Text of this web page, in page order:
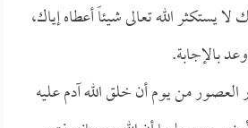
يستكثر الله تعالى شيئاً أعطاه إياك،
بالإجابة.
العصور من يوم أن خلق الله آدم عليه